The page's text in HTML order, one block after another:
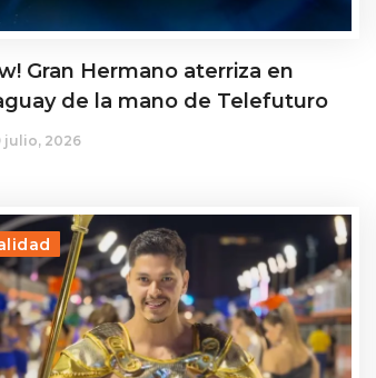
Gran Hermano aterriza en
de la mano de Telefuturo
julio, 2026